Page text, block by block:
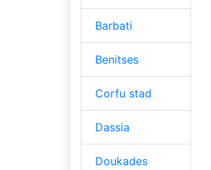
Barbati
Benitses
Corfu stad
Dassia
Doukades